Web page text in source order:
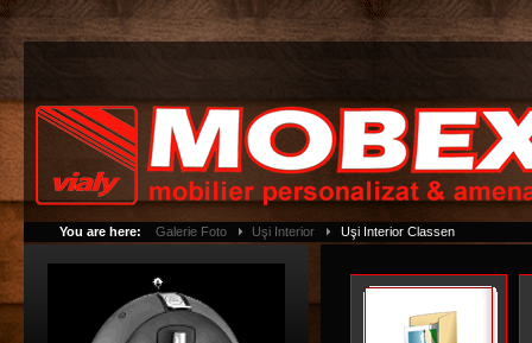
You are here: Galerie Foto Uşi Interior Uşi Interior Classen